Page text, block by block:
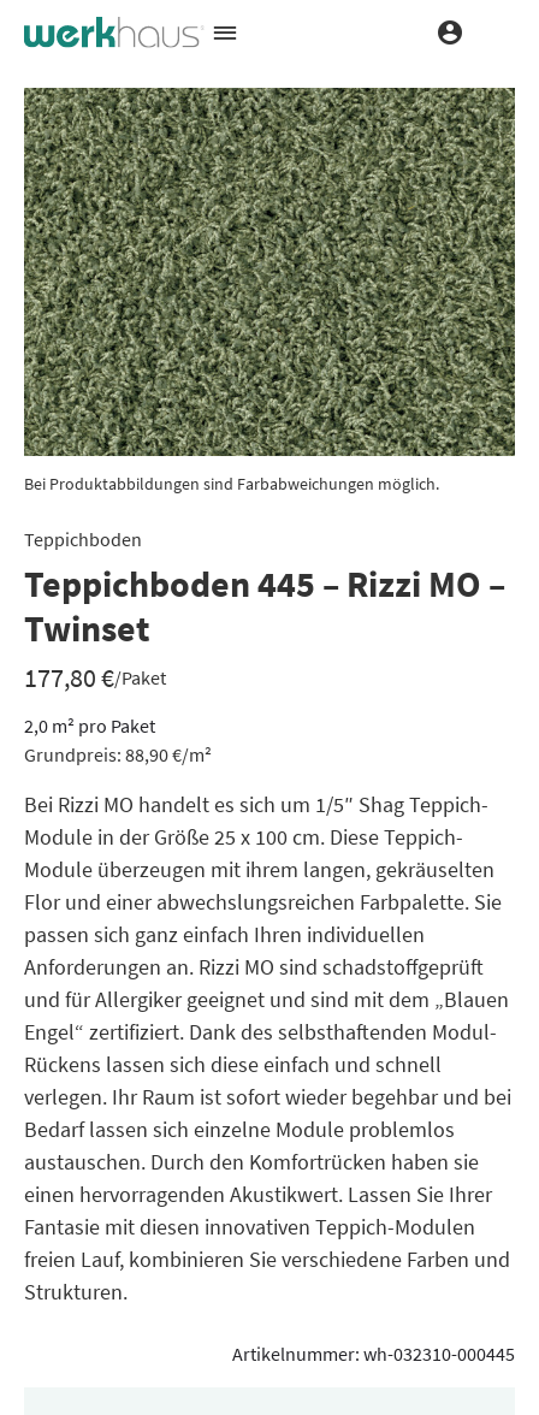
Bei Produktabbildungen sind Farbabweichungen möglich.
Teppichboden
Teppichboden 445 – Rizzi MO –
Twinset
177,80€/Paket
2,0 m² pro Paket
Grundpreis: 88,90€/m²
Bei Rizzi MO handelt es sich um 1/5″ Shag Teppich-
Module in der Größe 25 x 100 cm. Diese Teppich-
Module überzeugen mit ihrem langen, gekräuselten
Flor und einer abwechslungsreichen Farbpalette. Sie
passen sich ganz einfach Ihren individuellen
Anforderungen an. Rizzi MO sind schadstoffgeprüft
und für Allergiker geeignet und sind mit dem „Blauen
Engel“ zertifiziert. Dank des selbsthaftenden Modul-
Rückens lassen sich diese einfach und schnell
verlegen. Ihr Raum ist sofort wieder begehbar und bei
Bedarf lassen sich einzelne Module problemlos
austauschen. Durch den Komfortrücken haben sie
einen hervorragenden Akustikwert. Lassen Sie Ihrer
Fantasie mit diesen innovativen Teppich-Modulen
freien Lauf, kombinieren Sie verschiedene Farben und
Strukturen.
Artikelnummer: wh-032310-000445